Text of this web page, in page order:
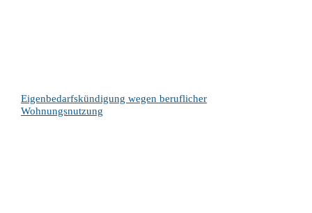
Eigenbedarfskündigung wegen beruflicher
Wohnungsnutzung